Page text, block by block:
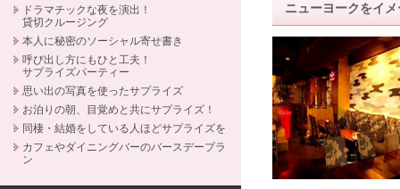
ニューヨークをイ
ドラマチックな夜を演出！
貸切クルージング
本人に秘密のソーシャル寄せ書き
呼び出し方にもひと工夫！
サプライズパーティー
思い出の写真を使ったサプライズ
お泊りの朝、目覚めと共にサプライズ！
同棲・結婚をしている人ほどサプライズを
カフェやダイニングバーのバースデープラ
ン